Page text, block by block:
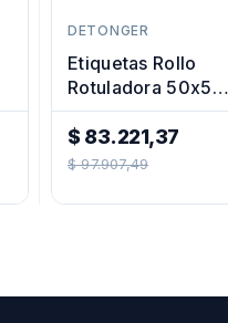
DETONGER
Etiquetas Rollo
Rotuladora 50x50
Transparente X5u
$ 83.221,37
Precio
$ 97.907,49